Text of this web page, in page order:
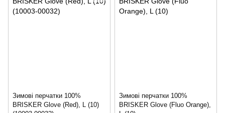
Зимові перчатки 100%
BRISKER Glove (Red), L (10)
Зимові перчатки 100%
BRISKER Glove (Fluo Orange),